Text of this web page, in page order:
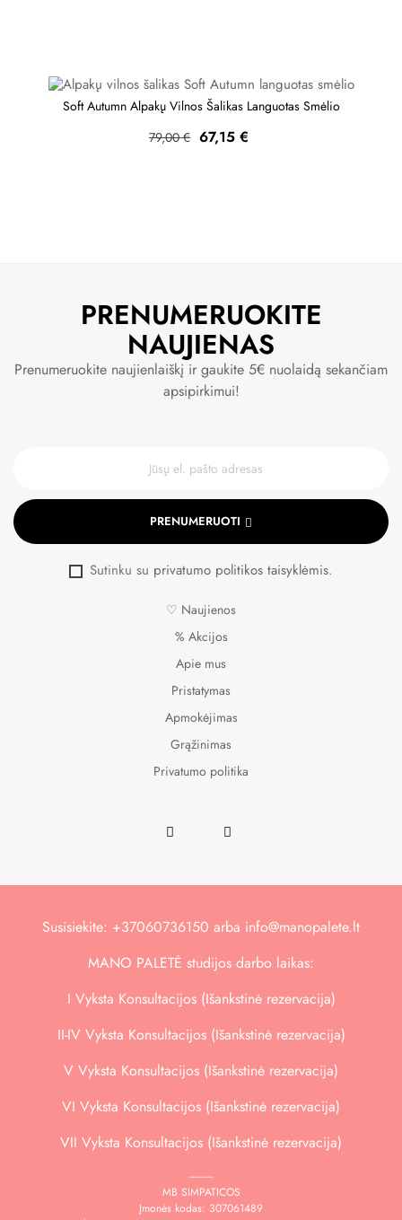
Soft Autumn Alpakų Vilnos Šalikas Languotas Smėlio
Bazinė
79,00 € Kaina
67,15 €
PRENUMERUOKITE
NAUJIENAS
Prenumeruokite naujienlaiškį ir gaukite 5€ nuolaidą sekančiam
apsipirkimui!
PRENUMERUOTI
Sutinku su privatumo politikos taisyklėmis.
♡ Naujienos
% Akcijos
Apie mus
Pristatymas
Apmokėjimas
Grąžinimas
Privatumo politika
Susisiekite: +37060736150 arba info@manopalete.lt
MANO PALETĖ studijos darbo laikas:
I Vyksta Konsultacijos (Išankstinė rezervacija)
II-IV Vyksta Konsultacijos (Išankstinė rezervacija)
V Vyksta Konsultacijos (Išankstinė rezervacija)
VI Vyksta Konsultacijos (Išankstinė rezervacija)
VII Vyksta Konsultacijos (Išankstinė rezervacija)
---------
MB SIMPATICOS
Įmonės kodas: 307061489